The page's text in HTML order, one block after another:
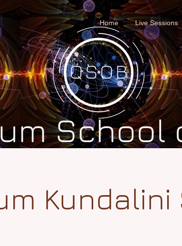
Home Live Sessions
Kundalini